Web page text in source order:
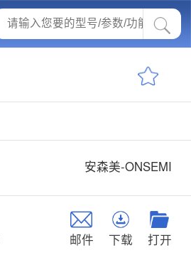
安森美-ONSEMI
邮件 下载 打开